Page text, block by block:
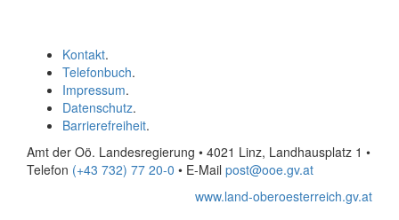
Kontakt.
Telefonbuch.
Impressum.
Datenschutz.
Barrierefreiheit.
Amt der Oö. Landesregierung • 4021 Linz, Landhausplatz 1 •
Telefon (+43 732) 77 20-0 • E-Mail post@ooe.gv.at
www.land-oberoesterreich.gv.at